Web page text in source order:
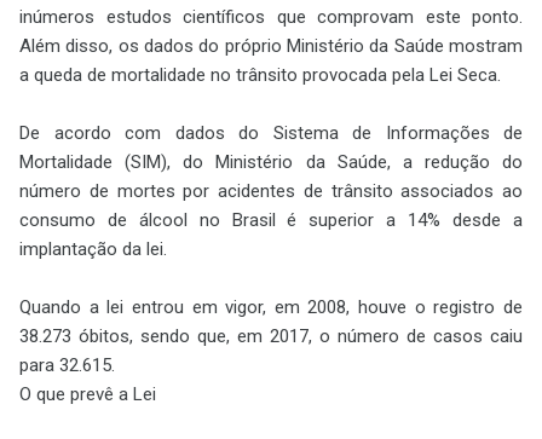
inúmeros estudos científicos que comprovam este ponto.
Além disso, os dados do próprio Ministério da Saúde mostram
a queda de mortalidade no trânsito provocada pela Lei Seca.
De acordo com dados do Sistema de Informações de
Mortalidade (SIM), do Ministério da Saúde, a redução do
número de mortes por acidentes de trânsito associados ao
consumo de álcool no Brasil é superior a 14% desde a
implantação da lei.
Quando a lei entrou em vigor, em 2008, houve o registro de
38.273 óbitos, sendo que, em 2017, o número de casos caiu
para 32.615.
O que prevê a Lei